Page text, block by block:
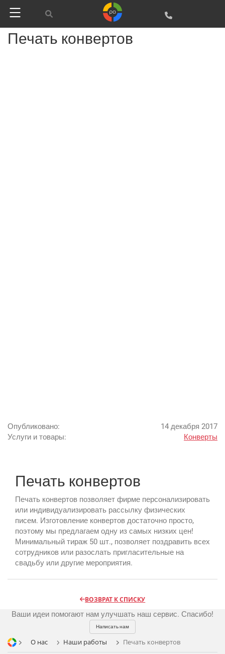
Печать конвертов
Опубликовано:
14 декабря 2017
Услуги и товары:
Конверты
Печать конвертов
Печать конвертов позволяет фирме персонализировать
или индивидуализировать рассылку физических
писем. Изготовление конвертов достаточно просто,
поэтому мы предлагаем одну из самых низких цен!
Минимальный тираж 50 шт., позволяет поздравить всех
сотрудников или разослать пригласительные на
свадьбу или другие мероприятия.
ВОЗВРАТ К СПИСКУ
Ваши идеи помогают нам улучшать наш сервис. Спасибо!
Написать нам
О нас Наши работы Печать конвертов
Реклама и продвижение
AI Automation
Разработка сайтов
CMS 1C-Bitrix
CRM Bitrix24
Цифра и офсет
Широкий формат
Сувениры и подарки
Телевидение
Газеты
Радио
OOH